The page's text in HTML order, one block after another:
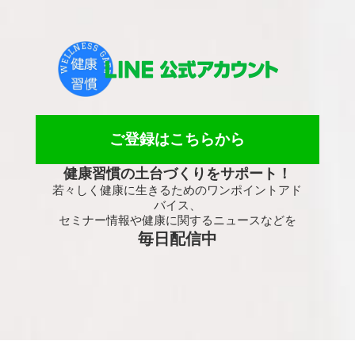
ご登録はこちらから
健康習慣の土台づくりをサポート！
若々しく健康に生きるためのワンポイントアド
バイス、
セミナー情報や健康に関するニュースなどを
毎日配信中